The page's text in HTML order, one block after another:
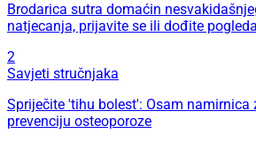
Brodarica sutra domaćin
natjecanja, prijavite se ili dođite
2
Savjeti stručnjaka
Spriječite 'tihu bolest': Osam namirnica
prevenciju osteoporoze